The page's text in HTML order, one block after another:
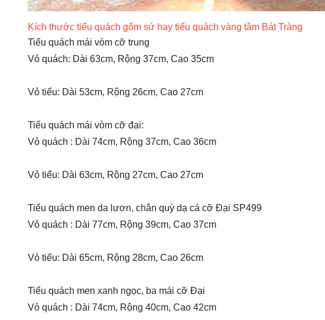
Kích thước tiểu quách gốm sứ hay tiểu quách vàng tâm Bát Tràng
Tiểu quách mái vòm cỡ trung
Vỏ quách: Dài 63cm, Rộng 37cm, Cao 35cm
Vỏ tiểu: Dài 53cm, Rộng 26cm, Cao 27cm
Tiểu quách mái vòm cỡ đại:
Vỏ quách : Dài 74cm, Rộng 37cm, Cao 36cm
Vỏ tiểu: Dài 63cm, Rộng 27cm, Cao 27cm
Tiểu quách men da lươn, chân quỳ dạ cá cỡ Đại SP499
Vỏ quách : Dài 77cm, Rộng 39cm, Cao 37cm
Vỏ tiểu: Dài 65cm, Rộng 28cm, Cao 26cm
Tiểu quách men xanh ngọc, ba mái cỡ Đại
Vỏ quách : Dài 74cm, Rộng 40cm, Cao 42cm